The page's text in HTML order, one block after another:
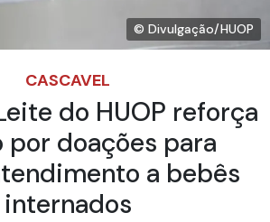
© Divulgação/HUOP
CASCAVEL
do HUOP reforça
por doações para
a bebês
internados